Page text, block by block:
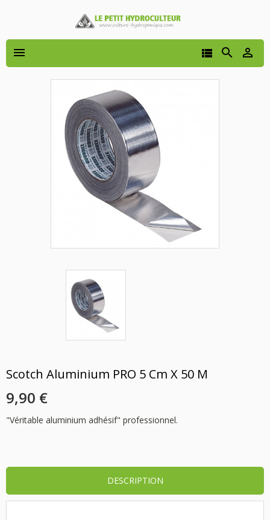
 


Scotch Aluminium PRO 5 Cm X 50 M
9,90 €
"Véritable aluminium adhésif" professionnel.
DESCRIPTION